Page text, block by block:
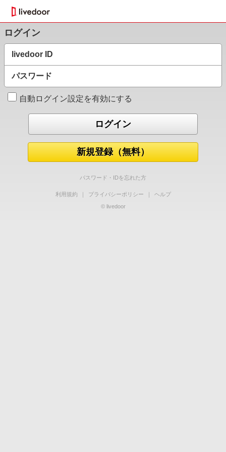
ログイン
livedoor ID
パスワード
自動ログイン設定を有効にする
新規登録（無料）
パスワード・IDを忘れた方
利用規約 ｜ プライバシーポリシー ｜
ヘルプ
© livedoor